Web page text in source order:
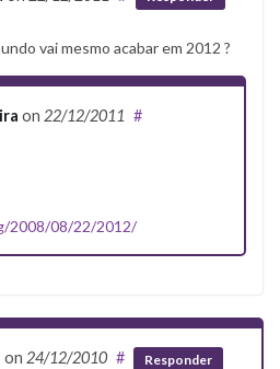
vai mesmo acabar em 2012 ?
on 22/12/2011 #
2008/08/22/2012/
on 24/12/2010 # Responder